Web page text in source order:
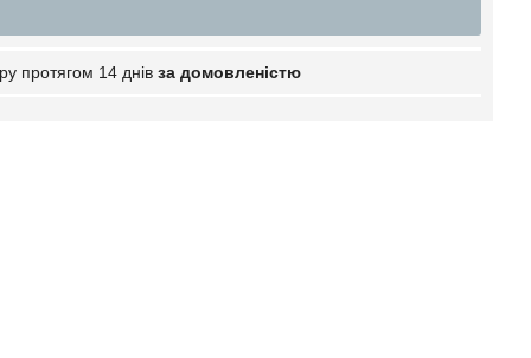
протягом 14 днів за домовленістю